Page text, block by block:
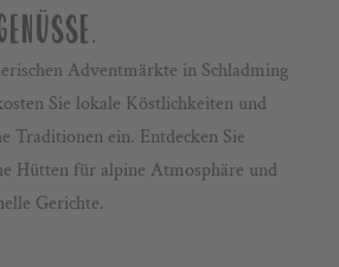
Adventmärkte in Schladming
Sie lokale Köstlichkeiten und
Traditionen ein. Entdecken Sie
Hütten für alpine Atmosphäre und
Gerichte.